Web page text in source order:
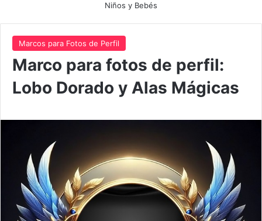
Niños y Bebés
Marcos para Fotos de Perfil
Marco para fotos de perfil:
Lobo Dorado y Alas Mágicas